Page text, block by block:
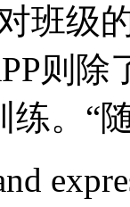
班级
则除
。“